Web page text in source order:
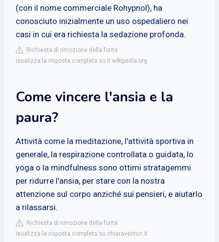
(con il nome commerciale Rohypnol), ha
conosciuto inizialmente un uso ospedaliero nei
casi in cui era richiesta la sedazione profonda.
Richiesta di rimozione della fonte
isualizza la risposta completa su it.wikipedia.org
Come vincere l'ansia e la
paura?
Attività come la meditazione, l'attività sportiva in
generale, la respirazione controllata o guidata, lo
yoga o la mindfulness sono ottimi stratagemmi
per ridurre l'ansia, per stare con la nostra
attenzione sul corpo anziché sui pensieri, e aiutarlo
a rilassarsi.
Richiesta di rimozione della fonte
isualizza la risposta completa su chiaraventuri.it